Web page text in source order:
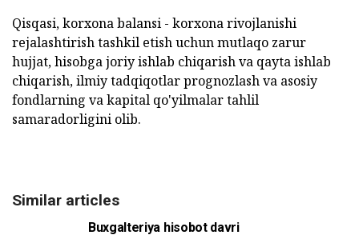
Qisqasi, korxona balansi - korxona rivojlanishi
rejalashtirish tashkil etish uchun mutlaqo zarur
hujjat, hisobga joriy ishlab chiqarish va qayta ishlab
chiqarish, ilmiy tadqiqotlar prognozlash va asosiy
fondlarning va kapital qo'yilmalar tahlil
samaradorligini olib.
Similar articles
Buxgalteriya hisobot davri